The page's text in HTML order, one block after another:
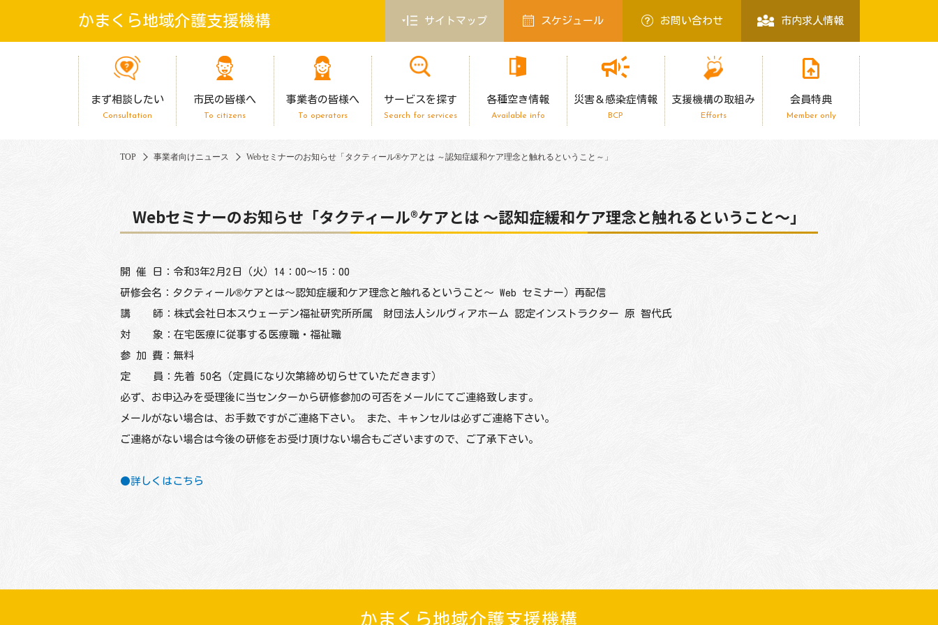
かまくら地域介護支援機構 サイトマップ スケジュール お問い合わせ 市内求人情報
まず相談したい
Consultation
市民の皆様へ
To citizens
事業者の皆様へ
To operators
サービスを探す
Search for services
各種空き情報
Available info
災害＆感染症情報
BCP
支援機構の取組み
Efforts
会員特典
Member only
TOP 事業者向けニュース Webセミナーのお知らせ「タクティール®ケアとは ～認知症緩和ケア理念と触れるということ～」
Webセミナーのお知らせ「タクティール®ケアとは ～認知症緩和ケア理念と触れるということ～」
開 催 日：令和3年2月2日（火）14：00～15：00
研修会名：タクティール®ケアとは～認知症緩和ケア理念と触れるということ～ Web セミナー）再配信
講 師：株式会社日本スウェーデン福祉研究所所属 財団法人シルヴィアホーム 認定インストラクター 原 智代氏
対 象：在宅医療に従事する医療職・福祉職
参 加 費：無料
定 員：先着 50名（定員になり次第締め切らせていただきます）
必ず、お申込みを受理後に当センターから研修参加の可否をメールにてご連絡致します。
メールがない場合は、お手数ですがご連絡下さい。 また、キャンセルは必ずご連絡下さい。
ご連絡がない場合は今後の研修をお受け頂けない場合もございますので、ご了承下さい。
●詳しくはこちら
かまくら地域介護支援機構